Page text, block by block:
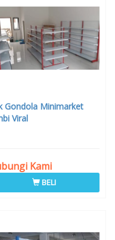
Gondola Minimarket
Viral
Kami
BELI